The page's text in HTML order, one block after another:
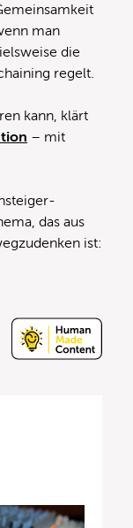
man
die
regelt.
kann, klärt
– mit
das aus
ist: